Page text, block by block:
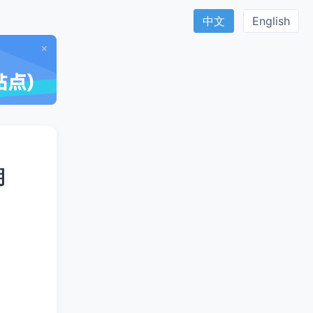
中文
English
×